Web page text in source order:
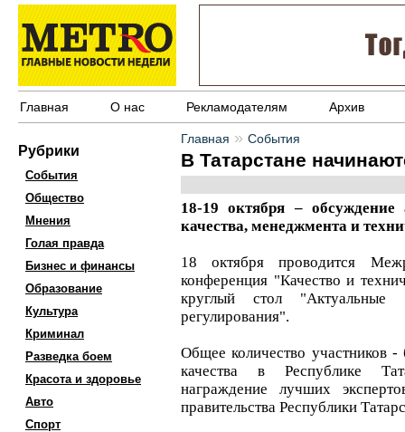
Главная О нас Рекламодателям Архив
Рубрики
События
Общество
Мнения
Голая правда
Бизнес и финансы
Образование
Культура
Криминал
Разведка боем
Красота и здоровье
Авто
Спорт
Главная » События
В Татарстане
18-19 октября –
качества, менеджмента и
18 октября проводится
конференция "Качество и
круглый стол "Актуальные
регулирования".
Общее количество участников
качества в Республике
награждение лучших
правительства Республики